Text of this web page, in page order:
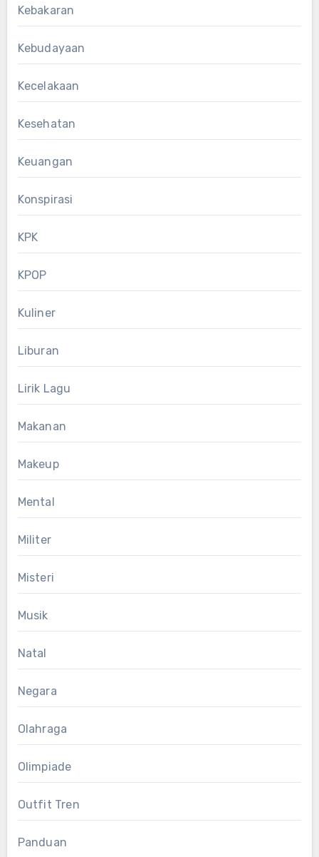
Kebakaran
Kebudayaan
Kecelakaan
Kesehatan
Keuangan
Konspirasi
KPK
KPOP
Kuliner
Liburan
Lirik Lagu
Makanan
Makeup
Mental
Militer
Misteri
Musik
Natal
Negara
Olahraga
Olimpiade
Outfit Tren
Panduan